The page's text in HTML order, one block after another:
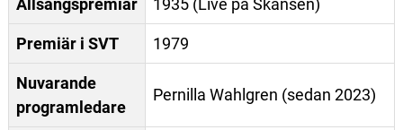
Allsångspremiär 1935 (Live på Skansen)
Premiär i SVT 1979
Nuvarande
programledare
Pernilla Wahlgren (sedan 2023)